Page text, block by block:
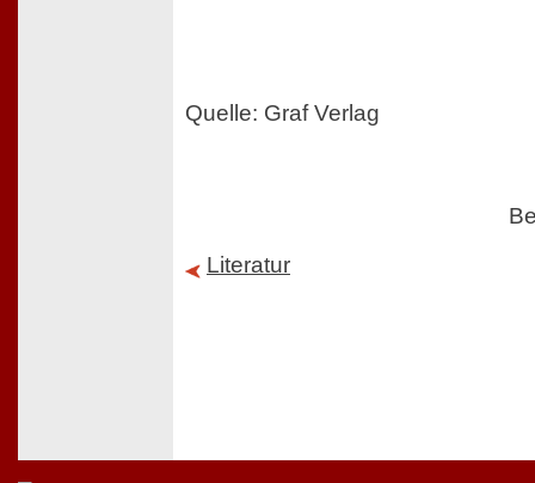
Quelle: Graf Verlag
Literatur